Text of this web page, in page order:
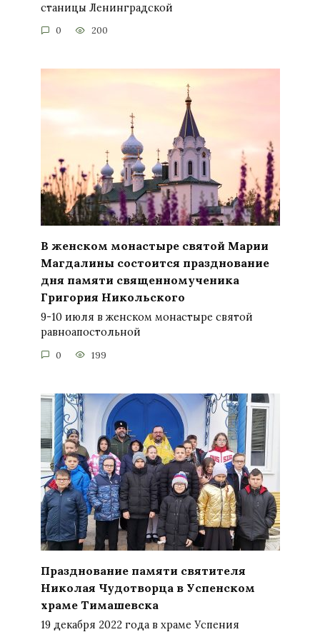
станицы Ленинградской
0 200
В женском монастыре святой Марии
Магдалины состоится празднование
дня памяти священномученика
Григория Никольского
9-10 июля в женском монастыре святой
равноапостольной
0 199
Празднование памяти святителя
Николая Чудотворца в Успенском
храме Тимашевска
19 декабря 2022 года в храме Успения